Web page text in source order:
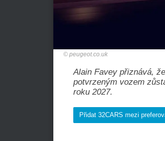
peugeot.co.uk
Alain Favey přiznává,
potvrzeným vozem
roku 2027.
Přidat 32CARS mezi